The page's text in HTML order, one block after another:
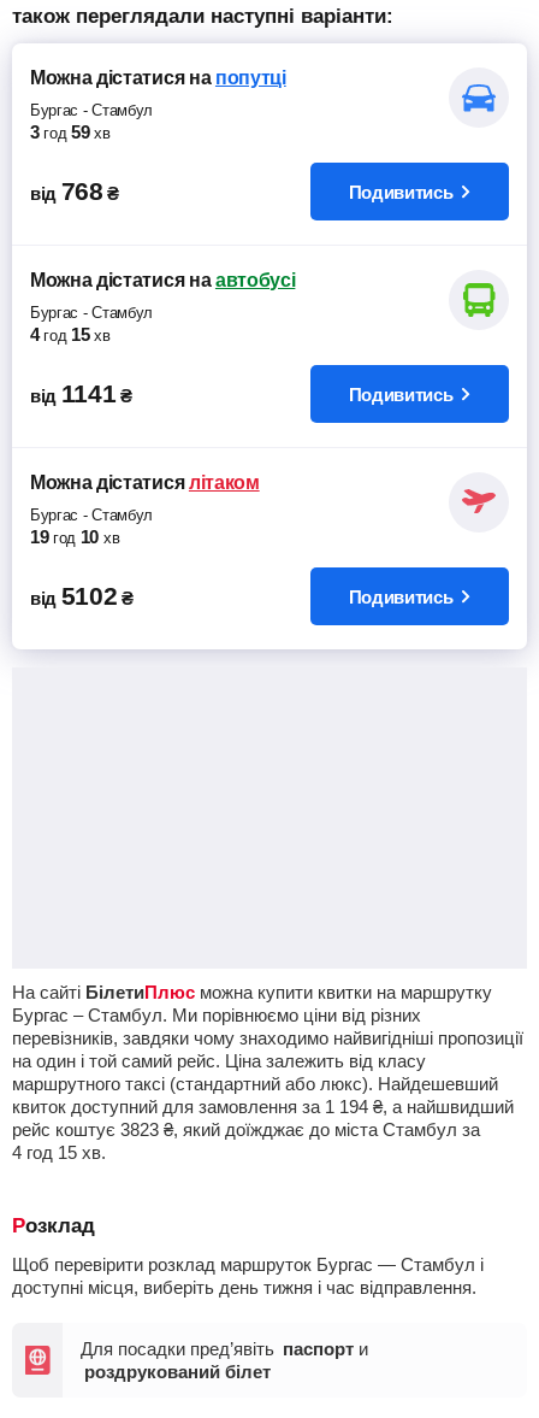
також переглядали наступні варіанти:
Можна дістатисяна попутці
Бургас -Стамбул
3 год 59 хв
від 768 ₴ Подивитись
Можна дістатисяна автобусі
Бургас -Стамбул
4 год 15 хв
від 1141 ₴ Подивитись
Можна дістатися літаком
Бургас -Стамбул
19 год 10 хв
від 5102 ₴ Подивитись
На сайті БілетиПлюс можна купити квитки на маршрутку
Бургас – Стамбул. Ми порівнюємо ціни від різних
перевізників, завдяки чому знаходимо найвигідніші пропозиції
на один і той самий рейс. Ціна залежить від класу
маршрутного таксі (стандартний або люкс). Найдешевший
квиток доступний для замовлення за 1 194 ₴, а найшвидший
рейс коштує 3823 ₴, який доїжджає до міста Стамбул за
4 год 15 хв.
Розклад
Щоб перевірити розклад маршруток Бургас — Стамбул і
доступні місця, виберіть день тижня і час відправлення.
Для посадки пред’явіть паспорт и
роздрукований білет